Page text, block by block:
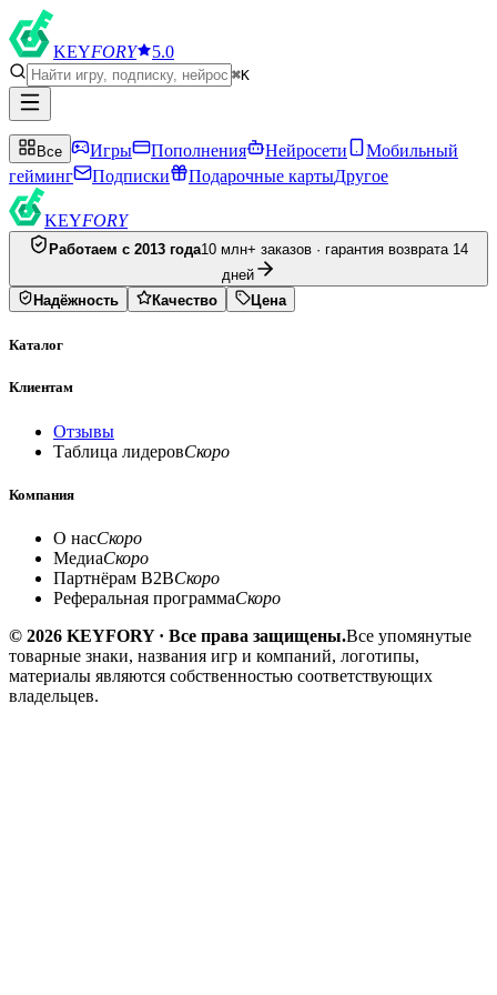
KEYFORY 5.0
⌘K
Все Игры Пополнения Нейросети
Мобильный
гейминг
Подписки Подарочные картыДругое
KEYFORY
Работаем с 2013 года10 млн+ заказов · гарантия возврата 14
дней
Надёжность
Качество Цена
Каталог
Клиентам
Отзывы
Таблица лидеровСкоро
Компания
О насСкоро
МедиаСкоро
Партнёрам B2BСкоро
Реферальная программаСкоро
© 2026 KEYFORY · Все права защищены.Все упомянутые
товарные знаки, названия игр и компаний, логотипы,
материалы являются собственностью соответствующих
владельцев.